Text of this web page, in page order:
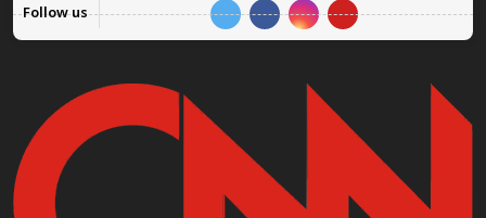
Follow us